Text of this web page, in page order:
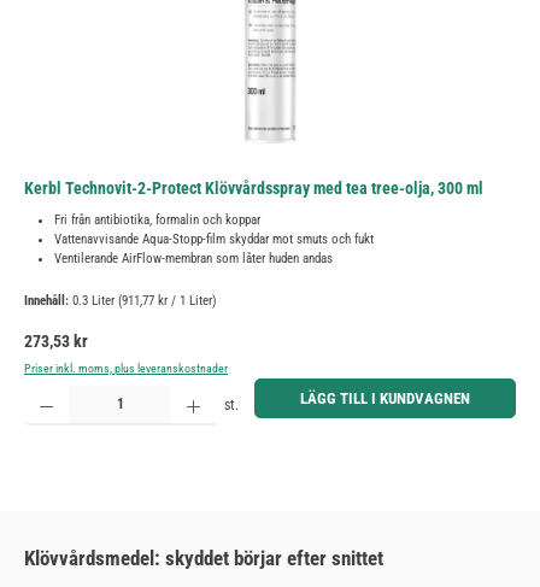
Kerbl Technovit-2-Protect Klövvårdsspray med tea tree-olja, 300 ml
Fri från antibiotika, formalin och koppar
Vattenavvisande Aqua-Stopp-film skyddar mot smuts och fukt
Ventilerande AirFlow-membran som låter huden andas
Innehåll: 0.3 Liter (911,77 kr / 1 Liter)
Ordinarie pris:
273,53 kr
Priser inkl. moms, plus leveranskostnader
Produktkvantitet: Ange önskat belopp eller använd knapparna för att öka eller minska kvantiteten.
st. LÄGG TILL I KUNDVAGNEN
Klövvårdsmedel: skyddet börjar efter snittet